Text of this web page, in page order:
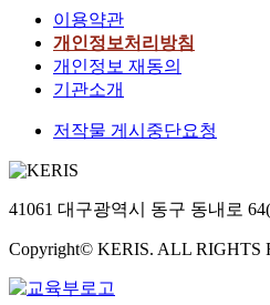
이용약관
개인정보처리방침
개인정보 재동의
기관소개
저작물 게시중단요청
41061 대구광역시 동구 동내로
Copyright© KERIS. ALL RIGHTS